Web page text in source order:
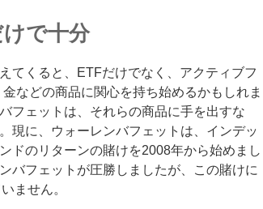
で十分
てくると、ETFだけでなく、アクティブフ
などの商品に関心を持ち始めるかもしれま
フェットは、それらの商品に手を出すな
現に、ウォーレンバフェットは、インデッ
ドのリターンの賭けを2008年から始めまし
バフェットが圧勝しましたが、この賭けに
ません。